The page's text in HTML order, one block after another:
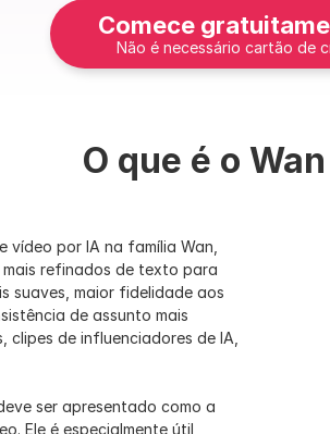
Comece
Não é necessário cartão de
O que é o
vídeo por IA na família Wan,
refinados de texto para
suaves, maior fidelidade aos
de assunto mais
de influenciadores de IA,
ser apresentado como a
Ele é especialmente útil